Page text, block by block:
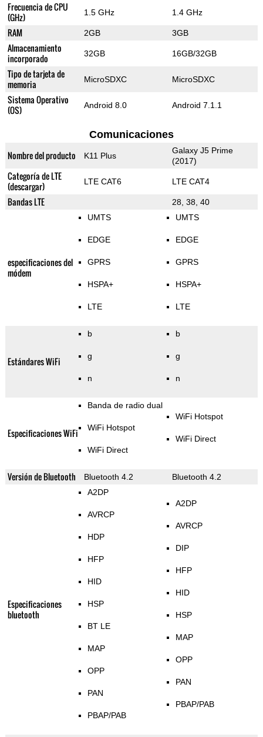
Frecuencia de CPU
(GHz)
1.5 GHz 1.4 GHz
RAM 2GB 3GB
Almacenamiento
incorporado
32GB 16GB/32GB
Tipo de tarjeta de
memoria
MicroSDXC MicroSDXC
Sistema Operativo
(OS)
Android 8.0 Android 7.1.1
Comunicaciones
Nombre del producto K11 Plus
Galaxy J5 Prime
(2017)
Categoría de LTE
(descargar)
LTE CAT6 LTE CAT4
Bandas LTE 28, 38, 40
especificaciones del
módem
UMTS
EDGE
GPRS
HSPA+
LTE
UMTS
EDGE
GPRS
HSPA+
LTE
Estándares WiFi
b
g
n
b
g
n
Especificaciones WiFi
Banda de radio dual
WiFi Hotspot
WiFi Direct
WiFi Hotspot
WiFi Direct
Versión de Bluetooth Bluetooth 4.2 Bluetooth 4.2
Especificaciones
bluetooth
A2DP
AVRCP
HDP
HFP
HID
HSP
BT LE
MAP
OPP
PAN
PBAP/PAB
A2DP
AVRCP
DIP
HFP
HID
HSP
MAP
OPP
PAN
PBAP/PAB